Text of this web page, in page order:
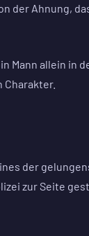
der Ahnung,
Mann allein in
der
zur Seite